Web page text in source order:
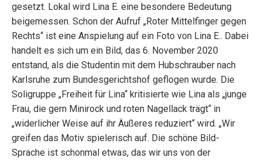
gesetzt. Lokal wird Lina E. eine besondere Bedeutung
beigemessen. Schon der Aufruf „Roter Mittelfinger gegen
Rechts“ ist eine Anspielung auf ein Foto von Lina E.. Dabei
handelt es sich um ein Bild, das 6. November 2020
entstand, als die Studentin mit dem Hubschrauber nach
Karlsruhe zum Bundesgerichtshof geflogen wurde. Die
Soligruppe „Freiheit für Lina“ kritisierte wie Lina als „junge
Frau, die gern Minirock und roten Nagellack trägt“ in
„widerlicher Weise auf ihr Äußeres reduziert“ wird. „Wir
greifen das Motiv spielerisch auf. Die schöne Bild-
Sprache ist schonmal etwas, das wir uns von der